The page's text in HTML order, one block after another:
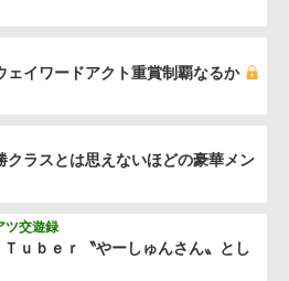
ェイワードアクト重賞制覇なるか
クラスとは思えないほどの豪華メン
Ｔｕｂｅｒ〝やーしゅんさん〟とし
ツ交遊録